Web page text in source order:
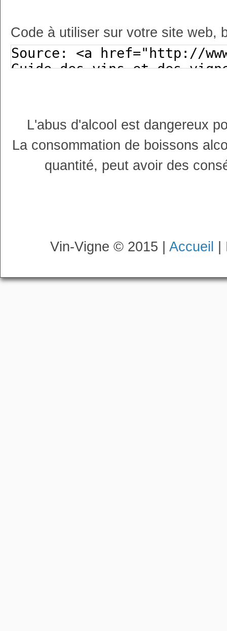
Code à utiliser sur votre site web,
L'abus d'alcool est dangereux
La consommation de boissons
quantité, peut avoir des
Vin-Vigne © 2015 | Accueil